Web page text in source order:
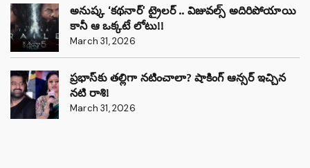
అనుష్క ‘కథనార్’ ట్రైలర్ .. విజువల్స్ అదిరిపోయాయి
కానీ ఆ ఒక్కటే లోటు!!
March 31, 2026
ప్రభాస్‌కు తల్లిగా నటించాలా? షాకింగ్ ఆన్సర్ ఇచ్చిన
నటి రాశి!
March 31, 2026